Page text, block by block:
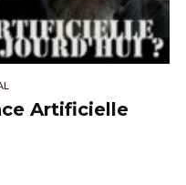
Artificielle